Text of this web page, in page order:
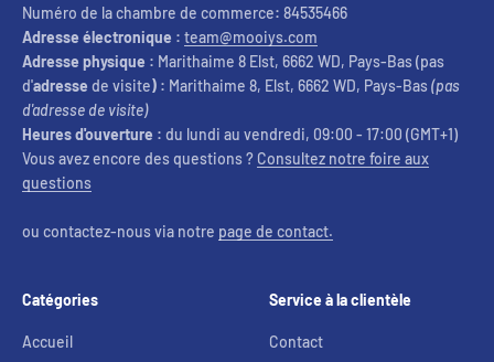
Numéro de la chambre de commerce: 84535466
Adresse électronique : team@mooiys.com
Adresse physique : Marithaime 8 Elst, 6662 WD, Pays-Bas (pas
d'adresse de visite) : Marithaime 8, Elst, 6662 WD, Pays-Bas(pas
d'adresse de visite)
Heures d'ouverture : du lundi au vendredi, 09:00 - 17:00 (GMT+1)
Vous avez encore des questions ? Consultez notre foire aux
questions
ou contactez-nous via notre page de contact.
Catégories
Accueil
Service à la clientèle
Contact